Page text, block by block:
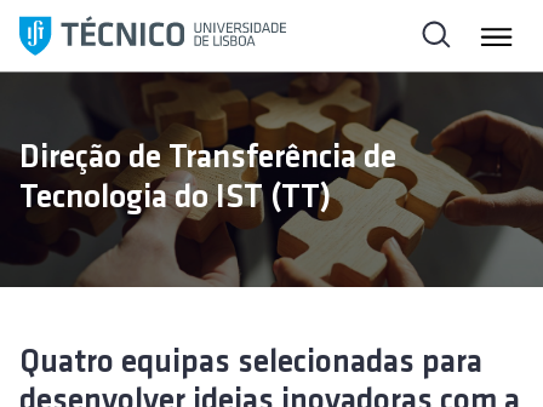
l
a
Direção de Transferência de
Tecnologia do IST (TT)
Quatro equipas selecionadas para